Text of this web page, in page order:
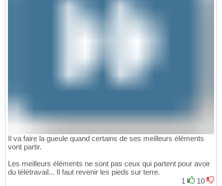
Il va faire la gueule quand certains de ses meilleurs éléments
vont partir.
Les meilleurs éléments ne sont pas ceux qui partent pour avoir
du télétravail... Il faut revenir les pieds sur terre.
1
10